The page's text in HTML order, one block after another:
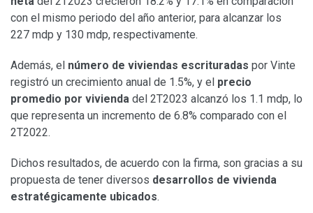
con el mismo periodo del año anterior, para alcanzar los
227 mdp y 130 mdp, respectivamente.
Además, el número de viviendas escrituradas por Vinte
registró un crecimiento anual de 1.5%, y el precio
promedio por vivienda del 2T2023 alcanzó los 1.1 mdp, lo
que representa un incremento de 6.8% comparado con el
2T2022.
Dichos resultados, de acuerdo con la firma, son gracias a su
propuesta de tener diversos desarrollos de vivienda
estratégicamente ubicados.